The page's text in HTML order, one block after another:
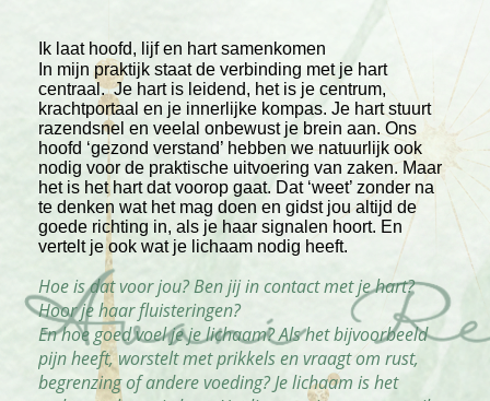
Ik laat hoofd, lijf en hart samenkomen
In mijn praktijk staat de verbinding met je hart
centraal. Je hart is leidend, het is je centrum,
krachtportaal en je innerlijke kompas. Je hart stuurt
razendsnel en veelal onbewust je brein aan. Ons
hoofd ‘gezond verstand’ hebben we natuurlijk ook
nodig voor de praktische uitvoering van zaken. Maar
het is het hart dat voorop gaat. Dat ‘weet’ zonder na
te denken wat het mag doen en gidst jou altijd de
goede richting in, als je haar signalen hoort. En
vertelt je ook wat je lichaam nodig heeft.
Hoe is dat voor jou? Ben jij in contact met je hart?
Hoor je haar fluisteringen?
En hoe goed voel je je lichaam? Als het bijvoorbeeld
pijn heeft, worstelt met prikkels en vraagt om rust,
begrenzing of andere voeding? Je lichaam is het